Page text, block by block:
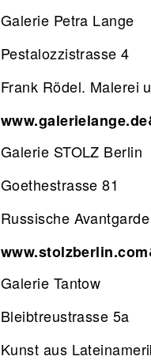
Galerie Petra Lange
Pestalozzistrasse 4
Frank Rödel. Malerei
Galerie STOLZ Berlin
Goethestrasse 81
Russische
Galerie Tantow
Bleibtreustrasse 5a
Kunst aus